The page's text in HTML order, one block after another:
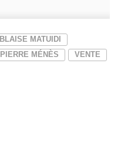
BLAISE MATUIDI
PIERRE MÉNÈS VENTE